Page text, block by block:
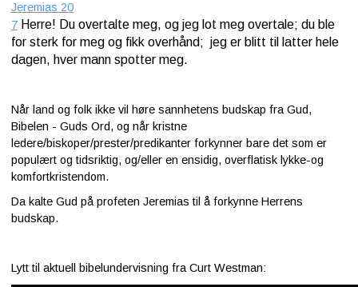
Jeremias 20
7 Herre! Du overtalte meg, og jeg lot meg overtale; du ble
for sterk for meg og fikk overhånd; jeg er blitt til latter hele
dagen, hver mann spotter meg.
Når land og folk ikke vil høre sannhetens budskap fra Gud,
Bibelen - Guds Ord, og når kristne
ledere/biskoper/prester/predikanter forkynner bare det som er
populært og tidsriktig, og/eller en ensidig, overflatisk lykke-og
komfortkristendom.
Da kalte Gud på profeten Jeremias til å forkynne Herrens
budskap.
Lytt til aktuell bibelundervisning fra Curt Westman: